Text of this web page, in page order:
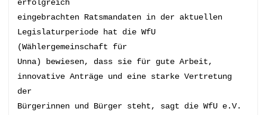
erfolgreich
eingebrachten Ratsmandaten in der aktuellen
Legislaturperiode hat die WfU
(Wählergemeinschaft für
Unna) bewiesen, dass sie für gute Arbeit,
innovative Anträge und eine starke Vertretung
der
Bürgerinnen und Bürger steht, sagt die WfU e.V.